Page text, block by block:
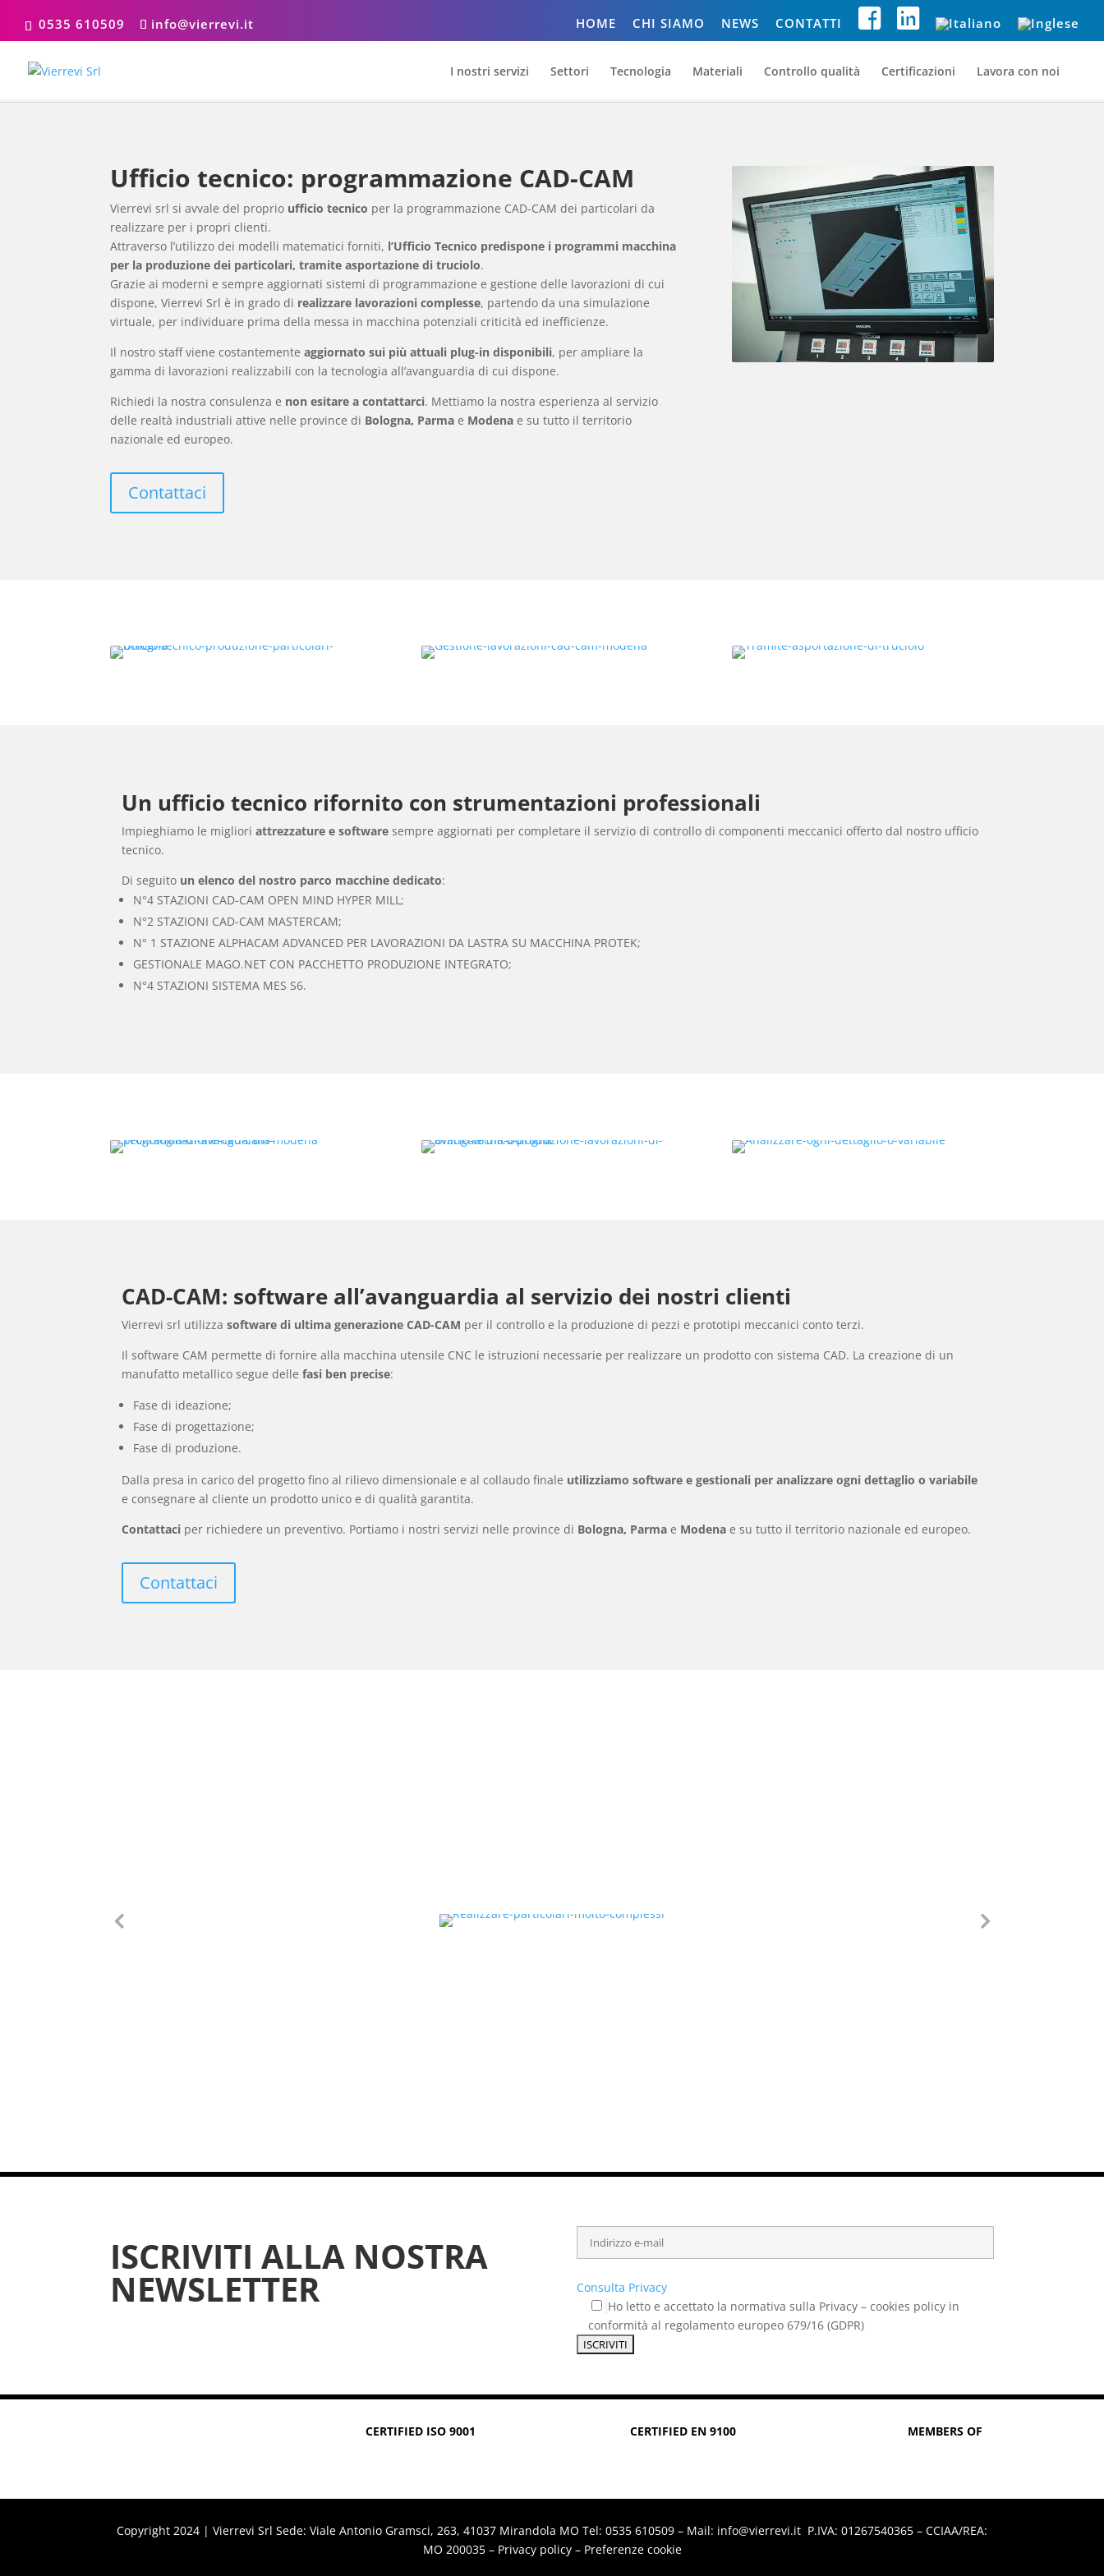
0535 610509 info@vierrevi.it HOME CHI SIAMO NEWS CONTATTI
I nostri servizi Settori Tecnologia Materiali Controllo qualità Certificazioni Lavora con noi
Ufficio tecnico: programmazione CAD-CAM
Vierrevi srl si avvale del proprio ufficio tecnico per la programmazione CAD-CAM dei particolari da
realizzare per i propri clienti.
Attraverso l’utilizzo dei modelli matematici forniti, l’Ufficio Tecnico predispone i programmi macchina
per la produzione dei particolari, tramite asportazione di truciolo.
Grazie ai moderni e sempre aggiornati sistemi di programmazione e gestione delle lavorazioni di cui
dispone, Vierrevi Srl è in grado di realizzare lavorazioni complesse, partendo da una simulazione
virtuale, per individuare prima della messa in macchina potenziali criticità ed inefficienze.
Il nostro staff viene costantementeaggiornato sui più attuali plug-in disponibili, per ampliare la
gamma di lavorazioni realizzabili con la tecnologia all’avanguardia di cui dispone.
Richiedi la nostra consulenza e non esitare a contattarci. Mettiamo la nostra esperienza al servizio
delle realtà industriali attive nelle province di Bologna, Parma e Modenae su tutto il territorio
nazionale ed europeo.
Contattaci
Un ufficio tecnico rifornito con strumentazioni professionali
Impieghiamo le migliori attrezzature e softwaresempre aggiornati per completare il servizio di controllo di componenti meccanici offerto dal nostro ufficio
tecnico.
Di seguito un elenco del nostro parco macchine dedicato:
N°4 STAZIONI CAD-CAM OPEN MIND HYPER MILL;
N°2 STAZIONI CAD-CAM MASTERCAM;
N° 1 STAZIONE ALPHACAM ADVANCED PER LAVORAZIONI DA LASTRA SU MACCHINA PROTEK;
GESTIONALE MAGO.NET CON PACCHETTO PRODUZIONE INTEGRATO;
N°4 STAZIONI SISTEMA MES S6.
CAD-CAM: software all’avanguardia al servizio dei nostri clienti
Vierrevi srl utilizza software di ultima generazione CAD-CAM per il controllo e la produzione di pezzi e prototipi meccanici conto terzi.
Il software CAM permette di fornire alla macchina utensile CNC le istruzioni necessarie per realizzare un prodotto con sistema CAD. La creazione di un
manufatto metallico segue delle fasi ben precise:
Fase di ideazione;
Fase di progettazione;
Fase di produzione.
Dalla presa in carico del progetto fino al rilievo dimensionale e al collaudo finale utilizziamo software e gestionali per analizzare ogni dettaglio o variabile
e consegnare al cliente un prodotto unico e di qualità garantita.
Contattaciper richiedere un preventivo. Portiamo i nostri servizi nelle province di Bologna, Parmae Modena e su tutto il territorio nazionale ed europeo.
Contattaci
ISCRIVITI ALLA NOSTRA
NEWSLETTER
Consulta Privacy
Ho letto e accettato la normativa sulla Privacy – cookies policy in
conformità al regolamento europeo 679/16 (GDPR)
CERTIFIED ISO 9001 CERTIFIED EN 9100 MEMBERS OF
Copyright 2024 | Vierrevi Srl Sede: Viale Antonio Gramsci, 263, 41037 Mirandola MO Tel: 0535 610509 – Mail: info@vierrevi.it P.IVA: 01267540365 – CCIAA/REA:
MO 200035 – Privacy policy– Preferenze cookie